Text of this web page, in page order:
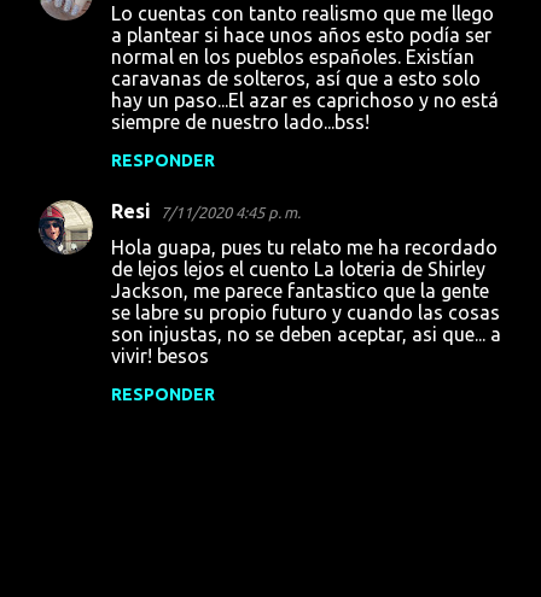
Lo cuentas con tanto realismo que me llego
a plantear si hace unos años esto podía ser
normal en los pueblos españoles. Existían
caravanas de solteros, así que a esto solo
hay un paso...El azar es caprichoso y no está
siempre de nuestro lado...bss!
RESPONDER
Resi 7/11/2020 4:45 p. m.
Hola guapa, pues tu relato me ha recordado
de lejos lejos el cuento La loteria de Shirley
Jackson, me parece fantastico que la gente
se labre su propio futuro y cuando las cosas
son injustas, no se deben aceptar, asi que... a
vivir! besos
RESPONDER